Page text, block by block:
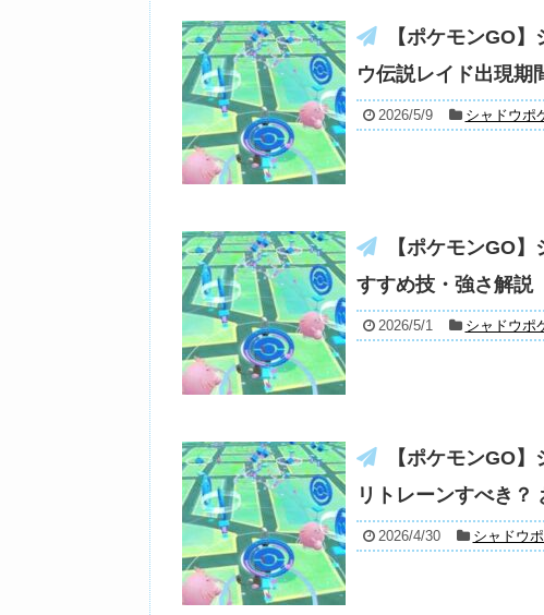
【ポケモンGO
ウ伝説レイド出現期
2026/5/9 シャドウポ
【ポケモンGO
すすめ技・強さ解説
2026/5/1 シャドウポ
【ポケモンGO
リトレーンすべき？
2026/4/30 シャドウ